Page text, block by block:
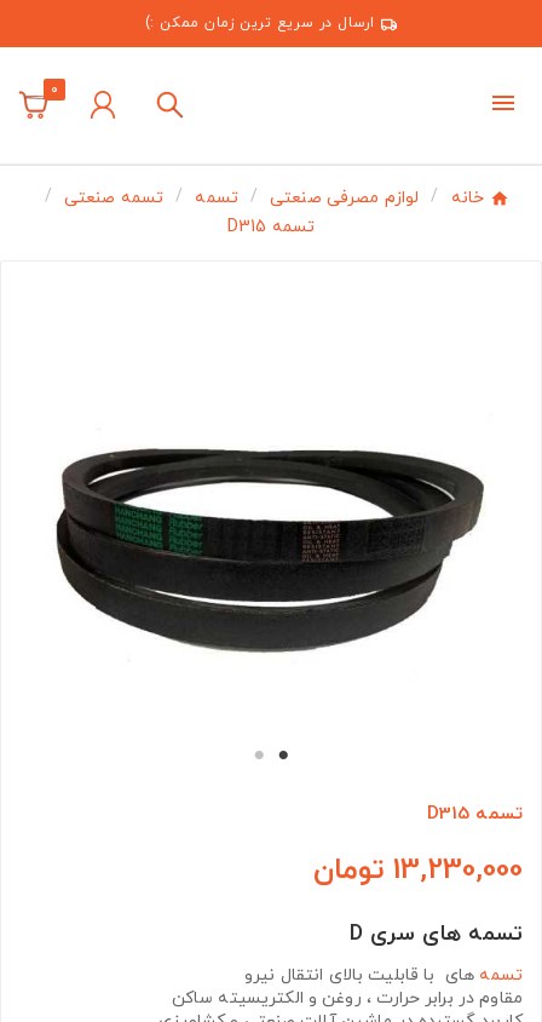
ارسال در سریع ترین زمان ممکن :)
0
خانه لوازم مصرفی صنعتی تسمه
تسمه صنعتی
تسمه D315
تسمه D315
13,230,000 تومان
تسمه های سری D
تسمه های با قابلیت بالای انتقال نیرو
مقاوم در برابر حرارت ، روغن و الکتریسیته ساکن